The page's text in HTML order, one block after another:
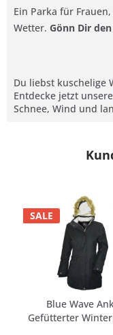
Ein Parka für
Wetter. Gönn Dir
Du liebst kuschelige
Entdecke jetzt unsere
Schnee, Wind und
SALE
Blue Wave
Gefütterter